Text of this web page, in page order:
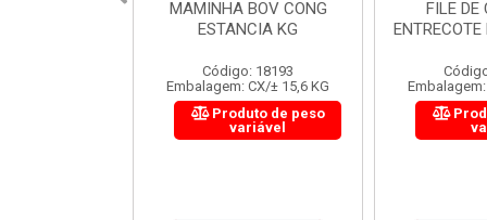
FILE DE COSTELA
ENTRECOTE ESTANCIA KG
Código: 18299
Embalagem: CX/± 14,4 KG
Produto de peso
variável
CUPIM
Embalagem: